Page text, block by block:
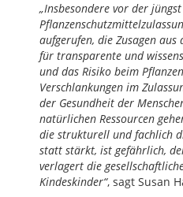
„Insbesondere vor der
aufgerufen, die Zusagen
für transparente und
und das Risiko beim
Verschlankungen im
der Gesundheit der
natürlichen Ressourcen
die strukturell und fachlich
statt stärkt, ist gefährlich,
verlagert die
Kindeskinder“, sagt Susan